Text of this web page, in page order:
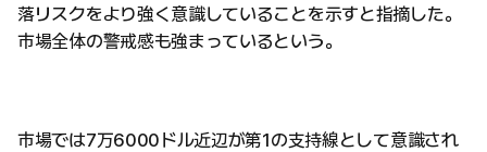
落リスクをより強く意識していることを示すと指摘した。
市場全体の警戒感も強まっているという。
市場では7万6000ドル近辺が第1の支持線として意識され